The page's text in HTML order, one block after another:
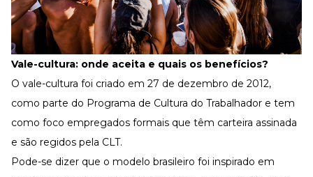
Vale-cultura: onde aceita e quais os benefícios?
O vale-cultura foi criado em 27 de dezembro de 2012,
como parte do Programa de Cultura do Trabalhador e tem
como foco empregados formais que têm carteira assinada
e são regidos pela CLT.
Pode-se dizer que o modelo brasileiro foi inspirado em